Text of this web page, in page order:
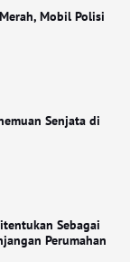
Mobil Polisi
Senjata di
Sebagai
Perumahan